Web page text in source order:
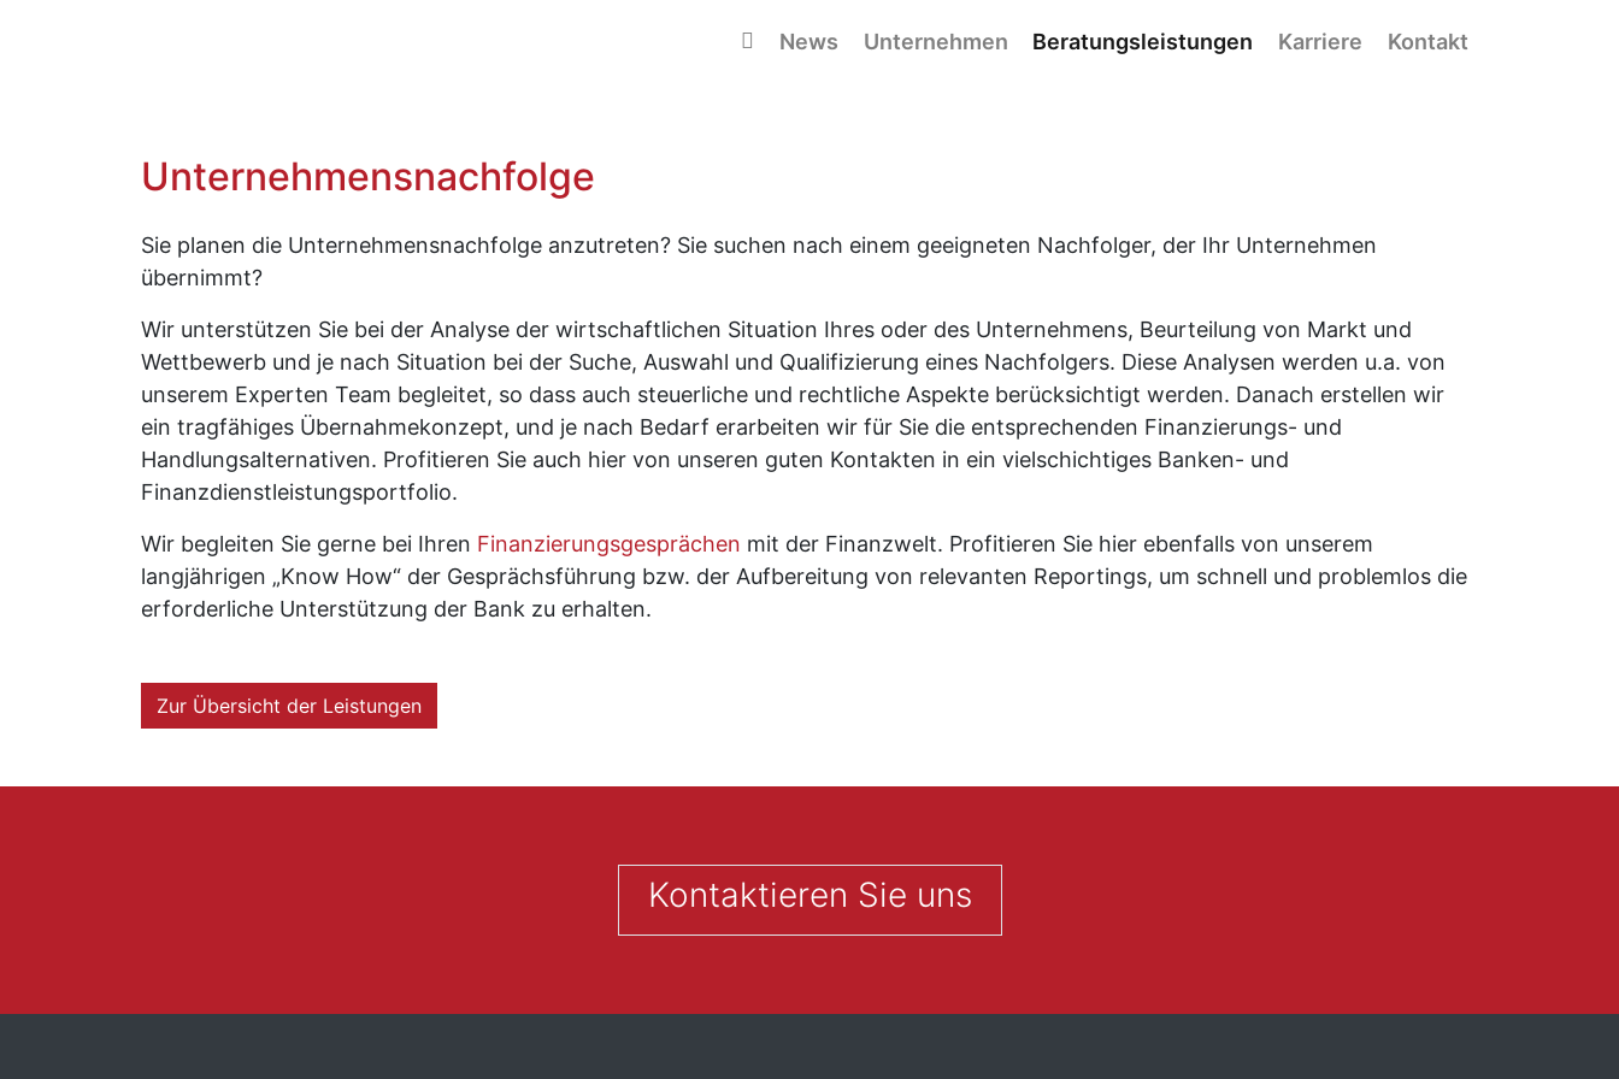
News
Unternehmen Beratungsleistungen Karriere Kontakt
Unternehmensnachfolge
Sie planen die Unternehmensnachfolge anzutreten? Sie suchen nach einem geeigneten Nachfolger, der Ihr Unternehmen
übernimmt?
Wir unterstützen Sie bei der Analyse der wirtschaftlichen Situation Ihres oder des Unternehmens, Beurteilung von Markt und
Wettbewerb und je nach Situation bei der Suche, Auswahl und Qualifizierung eines Nachfolgers. Diese Analysen werden u.a. von
unserem Experten Team begleitet, so dass auch steuerliche und rechtliche Aspekte berücksichtigt werden. Danach erstellen wir
ein tragfähiges Übernahmekonzept, und je nach Bedarf erarbeiten wir für Sie die entsprechenden Finanzierungs- und
Handlungsalternativen. Profitieren Sie auch hier von unseren guten Kontakten in ein vielschichtiges Banken- und
Finanzdienstleistungsportfolio.
Wir begleiten Sie gerne bei Ihren Finanzierungsgesprächen mit der Finanzwelt. Profitieren Sie hier ebenfalls von unserem
langjährigen „Know How“ der Gesprächsführung bzw. der Aufbereitung von relevanten Reportings, um schnell und problemlos die
erforderliche Unterstützung der Bank zu erhalten.
Zur Übersicht der Leistungen
Kontaktieren Sie uns